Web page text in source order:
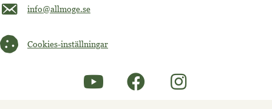
Maila oss på info@allmoge.se
info@allmoge.se
Cookies-inställningar
Cookies-inställningar